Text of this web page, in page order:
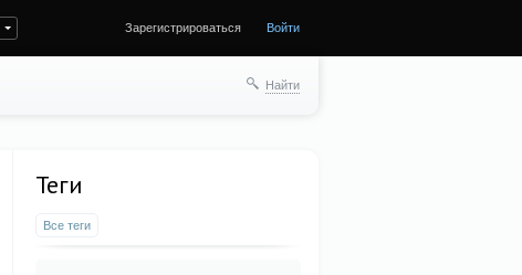
Зарегистрироваться Войти
Найти
Теги
Все теги